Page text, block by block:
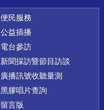
便民服務
公益插播
電台參訪
新聞採訪暨節目訪談
廣播訊號收聽量測
黑膠唱片查詢
留言版